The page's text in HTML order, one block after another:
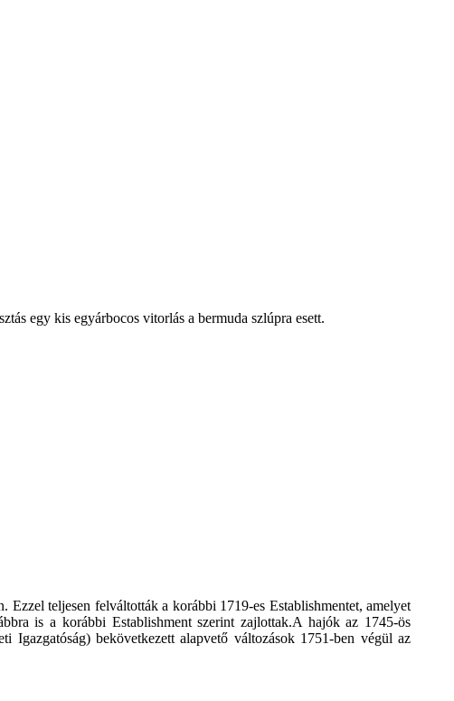
egy kis egyárbocos vitorlás a bermuda szlúpra esett.
. Ezzel teljesen felváltották a korábbi 1719-es Establishmentet, amelyet
is a korábbi Establishment szerint zajlottak.A hajók az 1745-ös
Igazgatóság) bekövetkezettalapvető változások 1751-ben végül az